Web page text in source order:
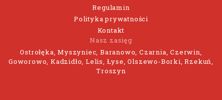
Regulamin
Polityka prywatności
Kontakt
Nasz zasięg
Ostrołęka, Myszyniec, Baranowo, Czarnia, Czerwin,
Goworowo, Kadzidło, Lelis, Łyse, Olszewo-Borki, Rzekuń,
Troszyn